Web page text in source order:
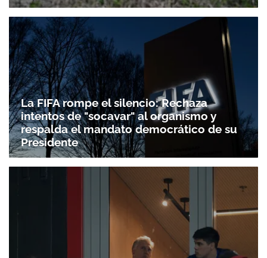
La FIFA rompe el silencio: Rechaza
intentos de "socavar" al organismo y
respalda el mandato democrático de su
Presidente